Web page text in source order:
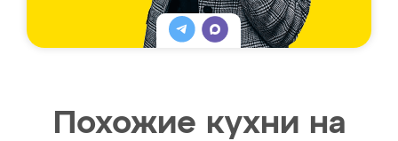
Похожие кухни на